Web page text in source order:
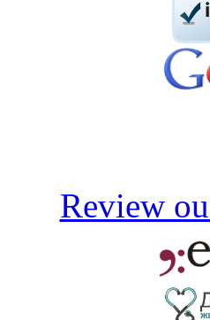
Review